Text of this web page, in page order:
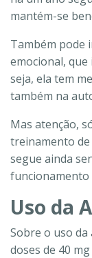
mantém-se
Também pode
emocional,
seja, ela tem
também na
Mas atenção,
treinamento de
segue ainda
funcionamento
Uso da
Sobre o uso
doses de 40